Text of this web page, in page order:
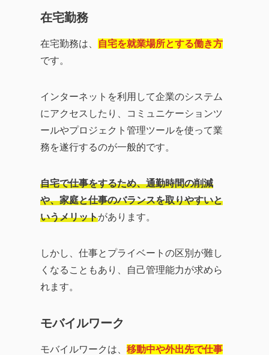
在宅勤務
在宅勤務は、
自宅を就業場所とする働き方
です。
インターネットを利用して企業のシステム
にアクセスしたり、コミュニケーションツ
ールやプロジェクト管理ツールを使って業
務を遂行するのが一般的です。
自宅で仕事をするため、通勤時間の削減
や、家庭と仕事のバランスを取りやすいと
いうメリットがあります。
しかし、仕事とプライベートの区別が難し
くなることもあり、自己管理能力が求めら
れます。
モバイルワーク
モバイルワークは、 移動中や外出先で仕事